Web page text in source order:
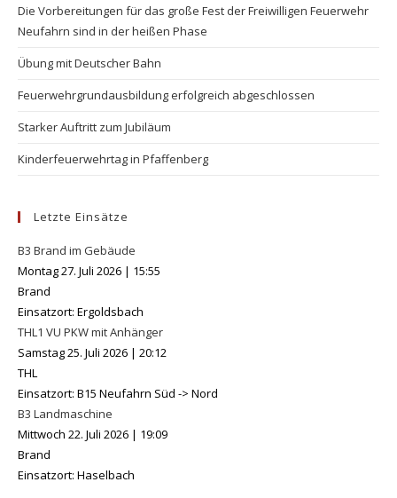
Die Vorbereitungen für das große Fest der Freiwilligen Feuerwehr
Neufahrn sind in der heißen Phase
Übung mit Deutscher Bahn
Feuerwehrgrundausbildung erfolgreich abgeschlossen
Starker Auftritt zum Jubiläum
Kinderfeuerwehrtag in Pfaffenberg
Letzte Einsätze
B3 Brand im Gebäude
Montag 27. Juli 2026 | 15:55
Brand
Einsatzort: Ergoldsbach
THL1 VU PKW mit Anhänger
Samstag 25. Juli 2026 | 20:12
THL
Einsatzort: B15 Neufahrn Süd -> Nord
B3 Landmaschine
Mittwoch 22. Juli 2026 | 19:09
Brand
Einsatzort: Haselbach